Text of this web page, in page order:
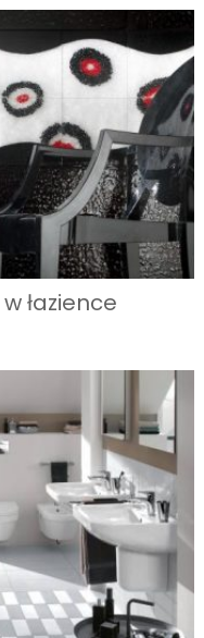
łazience